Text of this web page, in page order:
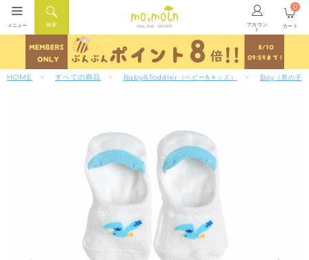
ONLINE STORE アカウン
ト
検索
メニュー カート
0
HOME すべての商品 Baby&Toddler （ベビー&キッズ） Boy （男の子）